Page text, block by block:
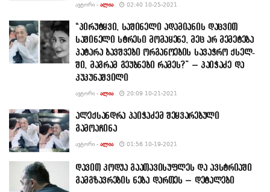
ᲐᲕᲢᲝᲠᲘ - ᲐᲚᲘᲐ 02:40 10-25-2021
“პირუტყვი, საშინელი ადამიანის დაცვით
საშინელი სტრესი მომაყენე, მეც არ მე­მე­ტე­ბა
პა­ტა­რა ბავ­შვე­ბი ორ­გა­ნო­ე­ბის სა­ვაჭ­რო ქსელ­
ში, მაგ­რამ გე­უბ­ნე­ბი რა­მეს?” – პაიჭაძე და
კუკუნაშვილი
ᲐᲕᲢᲝᲠᲘ - ᲐᲚᲘᲐ 20:09 10-21-2021
ალექსანდრა პაიჭაძემ შეყვარებული
გამოაჩინა
ᲐᲕᲢᲝᲠᲘ - ᲐᲚᲘᲐ 01:56 10-19-2021
დავით კოდუა გაათავისუფლეს და ავსტრიაში
გამგზავრების ნება დართეს – დეტალები